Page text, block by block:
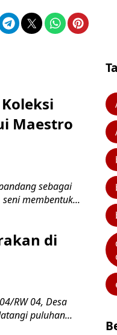
Maestro
sebagai
membentuk...
di
RW 04, Desa
puluhan...